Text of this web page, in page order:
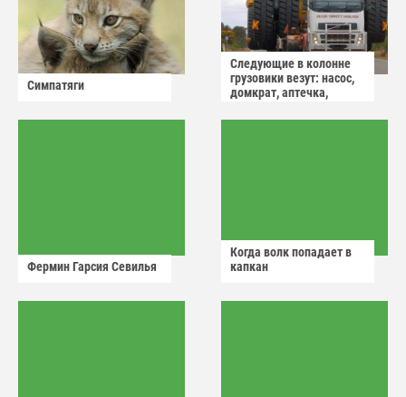
Симпатяги
Следующие в колонне
грузовики везут: насос,
домкрат, аптечка,
Фермин Гарсия Севилья
Когда волк попадает в
капкан